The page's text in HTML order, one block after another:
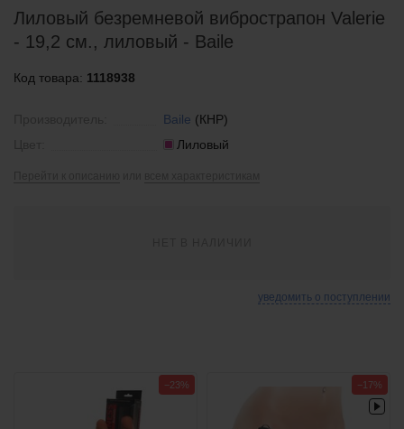
Лиловый безремневой вибрострапон Valerie
- 19,2 см., лиловый - Baile
Код товара: 1118938
Baile (КНР)
Лиловый
уведомить о поступлении
−23% −17%